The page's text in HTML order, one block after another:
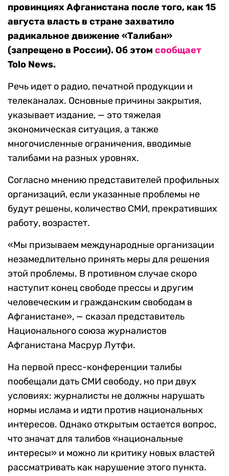
провинциях Афганистана после того, как 15
августа власть в стране захватило
радикальное движение «Талибан»
(запрещено в России). Об этом сообщает
Tolo News.
Речь идет о радио, печатной продукции и
телеканалах. Основные причины закрытия,
указывает издание, — это тяжелая
экономическая ситуация, а также
многочисленные ограничения, вводимые
талибами на разных уровнях.
Согласно мнению представителей профильных
организаций, если указанные проблемы не
будут решены, количество СМИ, прекративших
работу, возрастет.
«Мы призываем международные организации
незамедлительно принять меры для решения
этой проблемы. В противном случае скоро
наступит конец свободе прессы и другим
человеческим и гражданским свободам в
Афганистане», — сказал представитель
Национального союза журналистов
Афганистана Масрур Лутфи.
На первой пресс-конференции талибы
пообещали дать СМИ свободу, но при двух
условиях: журналисты не должны нарушать
нормы ислама и идти против национальных
интересов. Однако открытым остается вопрос,
что значат для талибов «национальные
интересы» и можно ли критику новых властей
рассматривать как нарушение этого пункта.